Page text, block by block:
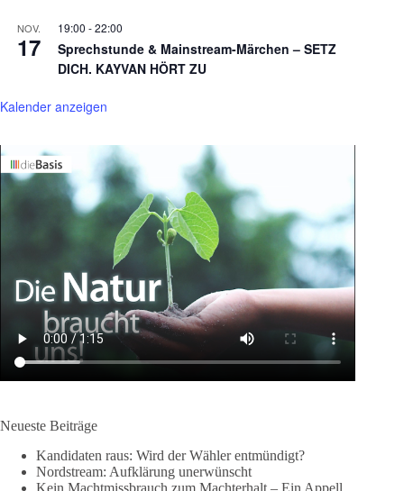
NOV.
17
19:00 -22:00
Sprechstunde & Mainstream-Märchen – SETZ
DICH. KAYVAN HÖRT ZU
Kalender anzeigen
Neueste Beiträge
Kandidaten raus: Wird der Wähler entmündigt?
Nordstream: Aufklärung unerwünscht
Kein Machtmissbrauch zum Machterhalt – Ein Appell